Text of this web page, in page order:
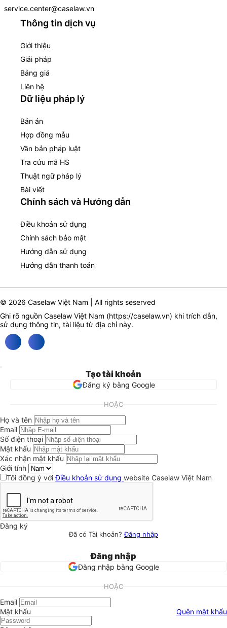
service.center@caselaw.vn
Thông tin dịch vụ
Giới thiệu
Giải pháp
Bảng giá
Liên hệ
Dữ liệu pháp lý
Bản án
Hợp đồng mẫu
Văn bản pháp luật
Tra cứu mã HS
Thuật ngữ pháp lý
Bài viết
Chính sách và Hướng dẫn
Điều khoản sử dụng
Chính sách bảo mật
Hướng dẫn sử dụng
Hướng dẫn thanh toán
© 2026 Caselaw Việt Nam | All rights seserved
Ghi rõ nguồn Caselaw Việt Nam (https://caselaw.vn) khi trích dẫn,
sử dụng thông tin, tài liệu từ địa chỉ này.
Tạo tài khoản
Đăng ký bằng Google
HOẶC
Họ và tên
Email
Số điện thoại
Mật khẩu
Xác nhận mật khẩu
Giới tính
Tôi đồng ý vớiĐiều khoản sử dụng website Caselaw Việt Nam
Đăng ký
Đã có Tài khoản?Đăng nhập
Đăng nhập
Đăng nhập bằng Google
HOẶC
Email
Mật khẩu
Quên mật khẩu